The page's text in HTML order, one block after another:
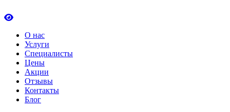
О нас
Услуги
Специалисты
Цены
Акции
Отзывы
Контакты
Блог